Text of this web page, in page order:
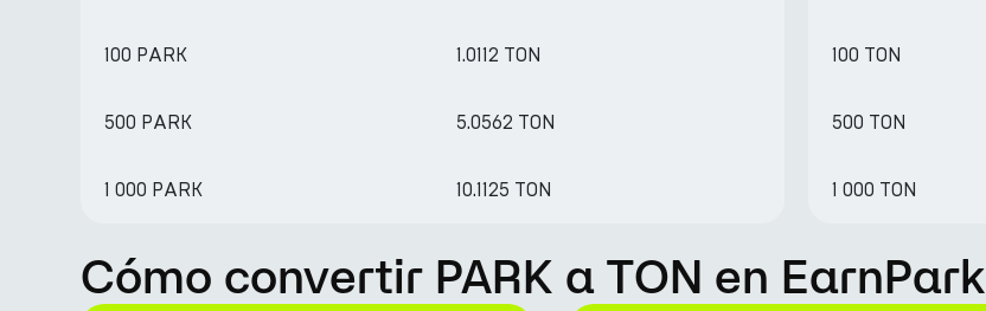
100 PARK 1.0112 TON
500 PARK 5.0562 TON
1 000 PARK 10.1125 TON
100 TON
500 TON
1 000 TON
Cómo convertir PARK a TON en EarnPark